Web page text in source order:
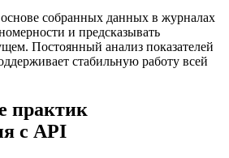
собранных данных в журналах
и предсказывать
Постоянный анализ показателей
стабильную работу всей
практик
с API